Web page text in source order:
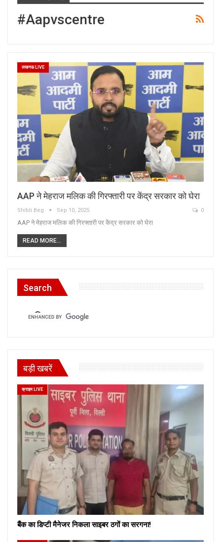
#aapvscentre
लखनऊ LIVE
AAP ने मेहराज मलिक की गिरफ्तारी पर केंद्र सरकार को घेरा
Shibli Beg Sep 10, 2025 0
AAP ने मेहराज मलिक की गिरफ्तारी पर केंद्र सरकार को घेरा
READ MORE...
Search
बड़ी खबरें
क्राइम LIVE
बैंक का डिप्टी मैनेजर निकला साइबर ठगों का सरगना!